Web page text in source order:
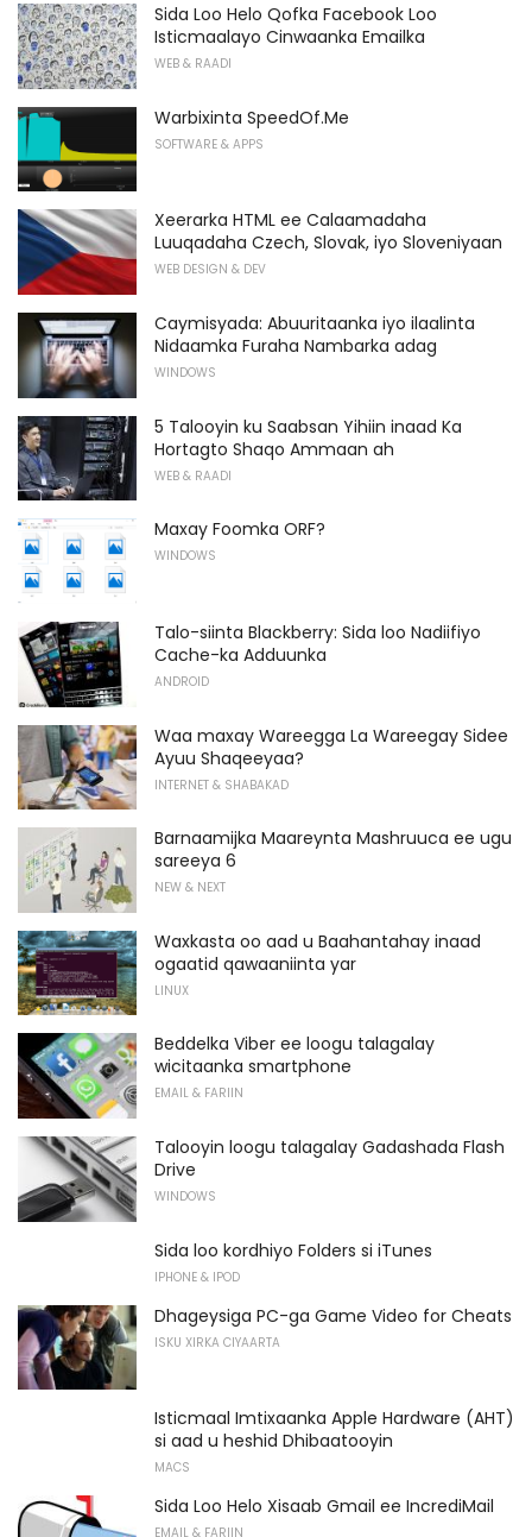
Sida Loo Helo Qofka Facebook Loo
Isticmaalayo Cinwaanka Emailka
WEB & RAADI
Warbixinta SpeedOf.Me
SOFTWARE & APPS
Xeerarka HTML ee Calaamadaha
Luuqadaha Czech, Slovak, iyo Sloveniyaan
WEB DESIGN & DEV
Caymisyada: Abuuritaanka iyo ilaalinta
Nidaamka Furaha Nambarka adag
WINDOWS
5 Talooyin ku Saabsan Yihiin inaad Ka
Hortagto Shaqo Ammaan ah
WEB & RAADI
Maxay Foomka ORF?
WINDOWS
Talo-siinta Blackberry: Sida loo Nadiifiyo
Cache-ka Adduunka
ANDROID
Waa maxay Wareegga La Wareegay Sidee
Ayuu Shaqeeyaa?
INTERNET & SHABAKAD
Barnaamijka Maareynta Mashruuca ee ugu
sareeya 6
NEW & NEXT
Waxkasta oo aad u Baahantahay inaad
ogaatid qawaaniinta yar
LINUX
Beddelka Viber ee loogu talagalay
wicitaanka smartphone
EMAIL & FARIIN
Talooyin loogu talagalay Gadashada Flash
Drive
WINDOWS
Sida loo kordhiyo Folders si iTunes
IPHONE & IPOD
Dhageysiga PC-ga Game Video for Cheats
ISKU XIRKA CIYAARTA
Isticmaal Imtixaanka Apple Hardware (AHT)
si aad u heshid Dhibaatooyin
MACS
Sida Loo Helo Xisaab Gmail ee IncrediMail
EMAIL & FARIIN